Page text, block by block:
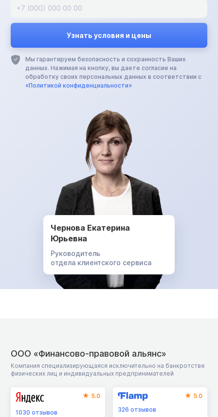
Мы гарантируем безопасность и сохранность Ваших
данных. Нажимая на кнопку, вы даете согласие на
обработку своих персональных данных в соответствии с
«Политикой конфиденциальности»
Чернова Екатерина
Юрьевна
Руководитель
отдела клиентского сервиса
ООО «Финансово-правовой альянс»
Компания специализирующаяся исключительно на банкротстве
физических лиц и индивидуальных предпринимателей
5.0
1030 отзывов
5.0
326отзывов